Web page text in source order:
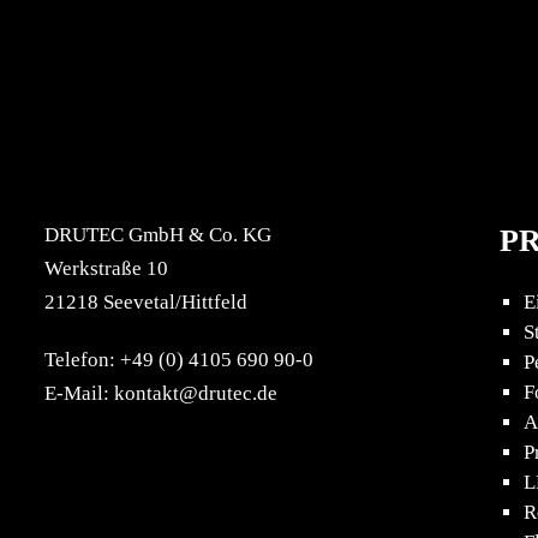
DRUTEC GmbH & Co. KG
Werkstraße 10
21218 Seevetal/Hittfeld
Telefon: +49 (0) 4105 690 90-0
E-Mail: kontakt@drutec.de